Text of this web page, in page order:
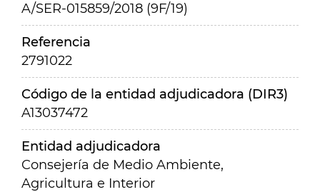
A/SER-015859/2018 (9F/19)
Referencia
2791022
Código de la entidad adjudicadora (DIR3)
A13037472
Entidad adjudicadora
Consejería de Medio Ambiente,
Agricultura e Interior